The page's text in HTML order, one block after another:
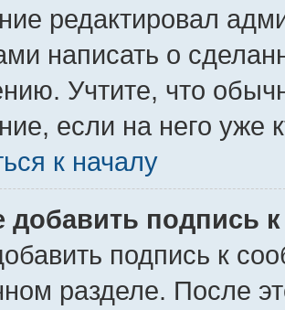
редактировал
написать о
Учтите, что
если на него уже
к началу
добавить подпись
подпись к
разделе. После